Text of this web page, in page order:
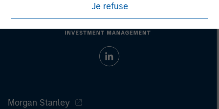
Je refuse
Morgan Stanley